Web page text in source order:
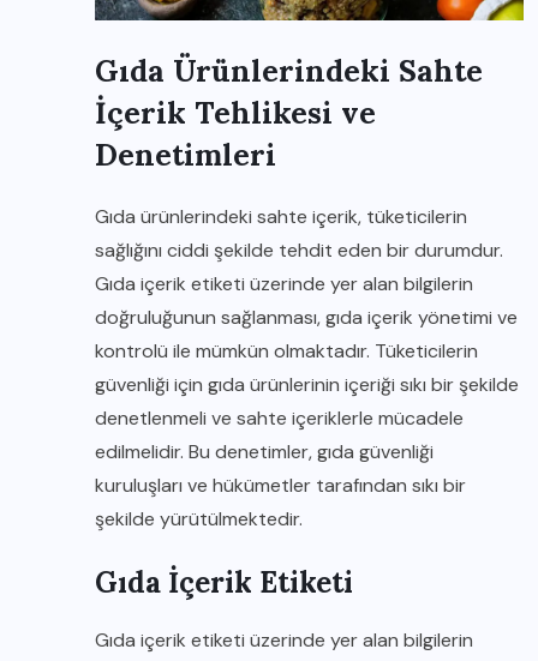
Gıda Ürünlerindeki Sahte
İçerik Tehlikesi ve
Denetimleri
Gıda ürünlerindeki sahte içerik, tüketicilerin
sağlığını ciddi şekilde tehdit eden bir durumdur.
Gıda içerik etiketi üzerinde yer alan bilgilerin
doğruluğunun sağlanması, gıda içerik yönetimi ve
kontrolü ile mümkün olmaktadır. Tüketicilerin
güvenliği için gıda ürünlerinin içeriği sıkı bir şekilde
denetlenmeli ve sahte içeriklerle mücadele
edilmelidir. Bu denetimler, gıda güvenliği
kuruluşları ve hükümetler tarafından sıkı bir
şekilde yürütülmektedir.
Gıda İçerik Etiketi
Gıda içerik etiketi üzerinde yer alan bilgilerin